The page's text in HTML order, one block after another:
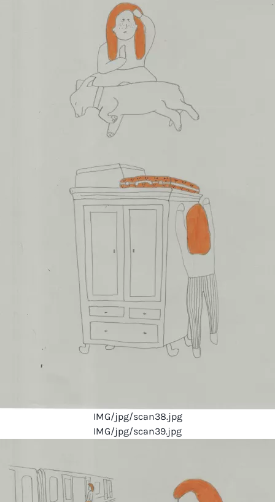
IMG/jpg/scan38.jpg
IMG/jpg/scan39.jpg